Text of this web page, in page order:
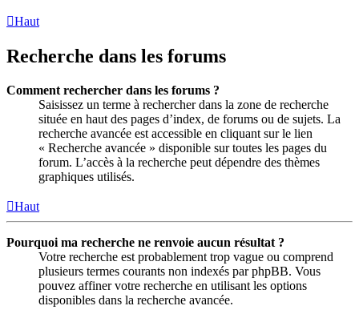
Haut
Recherche dans les forums
Comment rechercher dans les forums ?
Saisissez un terme à rechercher dans la zone de recherche
située en haut des pages d’index, de forums ou de sujets. La
recherche avancée est accessible en cliquant sur le lien
« Recherche avancée » disponible sur toutes les pages du
forum. L’accès à la recherche peut dépendre des thèmes
graphiques utilisés.
Haut
Pourquoi ma recherche ne renvoie aucun résultat ?
Votre recherche est probablement trop vague ou comprend
plusieurs termes courants non indexés par phpBB. Vous
pouvez affiner votre recherche en utilisant les options
disponibles dans la recherche avancée.